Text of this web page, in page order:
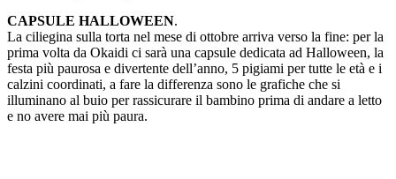
CAPSULE HALLOWEEN.
La ciliegina sulla torta nel mese di ottobre arriva verso la fine: per la
prima volta da Okaidi ci sarà una capsule dedicata ad Halloween, la
festa più paurosa e divertente dell’anno, 5 pigiami per tutte le età e i
calzini coordinati, a fare la differenza sono le grafiche che si
illuminano al buio per rassicurare il bambino prima di andare a letto
e no avere mai più paura.